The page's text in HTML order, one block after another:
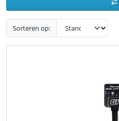
Sorteren op: